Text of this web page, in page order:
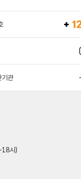
기관
시)